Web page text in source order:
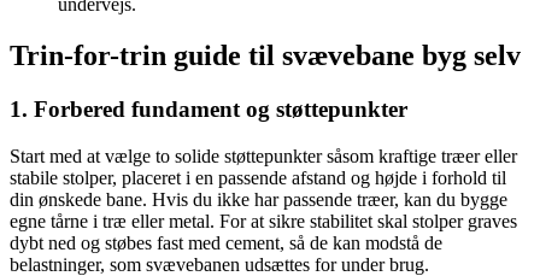
undervejs.
Trin-for-trin guide til svævebane byg selv
1. Forbered fundament og støttepunkter
Start med at vælge to solide støttepunkter såsom kraftige træer eller
stabile stolper, placeret i en passende afstand og højde i forhold til
din ønskede bane. Hvis du ikke har passende træer, kan du bygge
egne tårne i træ eller metal. For at sikre stabilitet skal stolper graves
dybt ned og støbes fast med cement, så de kan modstå de
belastninger, som svævebanen udsættes for under brug.